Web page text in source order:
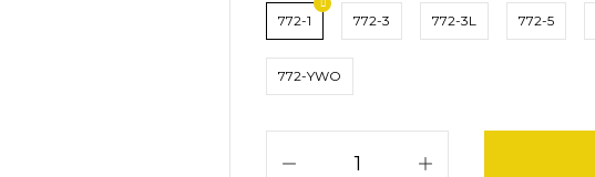
772-1 772-3 772-3L 772-5
772-YWO